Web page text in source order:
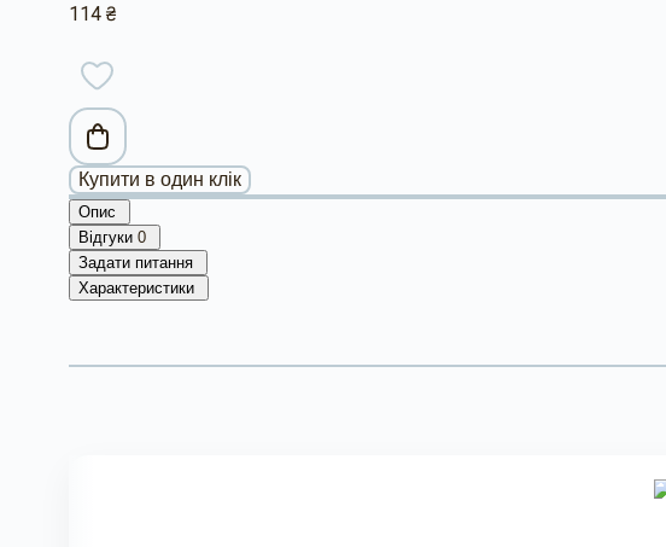
114 ₴
Купити в один клік
Опис
Відгуки 0
Задати питання
Характеристики